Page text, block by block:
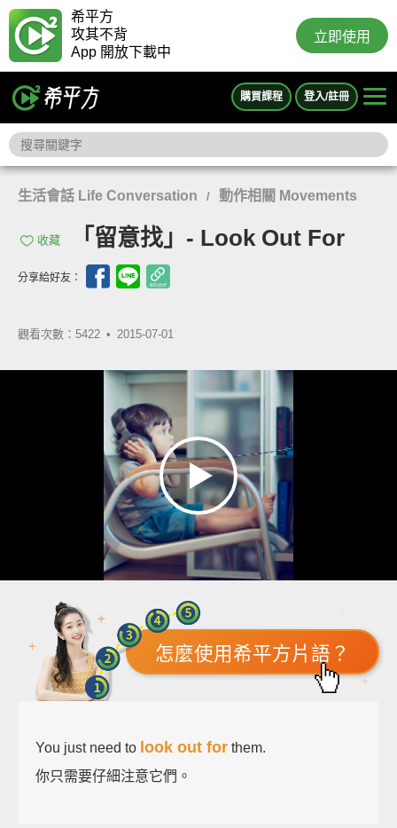
希平方
攻其不背
App 開放下載中
立即使用
購買課程 登入/註冊
生活會話 Life Conversation / 動作相關 Movements
收藏 「留意找」- Look Out For
分享給好友：
觀看次數：5422 • 2015-07-01
怎麼使用希平方片語？
You just need to look out for them.
你只需要仔細注意它們。